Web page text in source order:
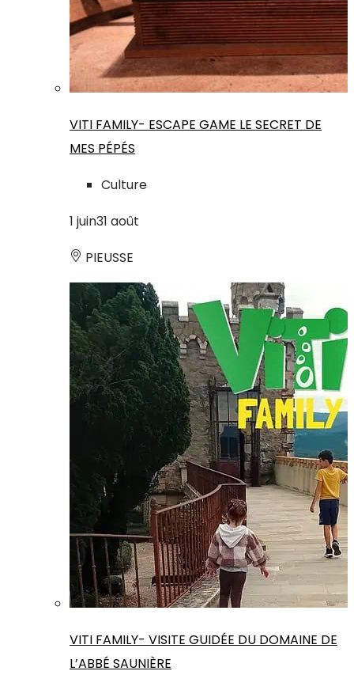
VITI FAMILY- ESCAPE GAME LE SECRET DE
MES PÉPÉS
Culture
1 juin31 août
PIEUSSE
VITI FAMILY- VISITE GUIDÉE DU DOMAINE DE
L’ABBÉ SAUNIÈRE